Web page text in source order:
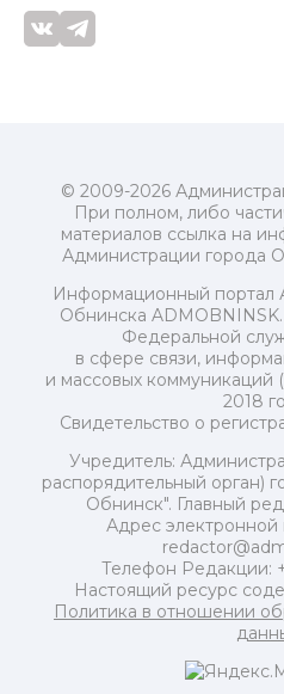
© 2009-2026
При полном, либо
материалов ссылка на
Администрации города
Информационный портал
Обнинска
Федеральной
в сфере связи,
и массовых коммуникаций
2018
Свидетельство о
Учредитель:
распорядительный орган)
Обнинск". Главный
Адрес
Телефон Редакции:
Настоящий ресурс
Политика в отношении